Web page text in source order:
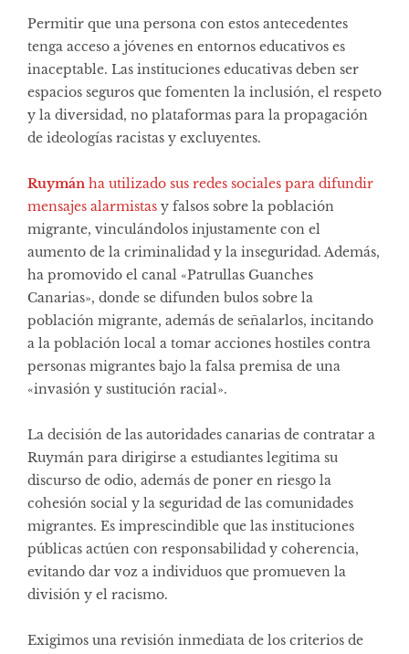
Permitir que una persona con estos antecedentes
tenga acceso a jóvenes en entornos educativos es
inaceptable. Las instituciones educativas deben ser
espacios seguros que fomenten la inclusión, el respeto
y la diversidad, no plataformas para la propagación
de ideologías racistas y excluyentes.
Ruymán ha utilizado sus redes sociales para difundir
mensajes alarmistas y falsos sobre la población
migrante, vinculándolos injustamente con el
aumento de la criminalidad y la inseguridad. Además,
ha promovido el canal «Patrullas Guanches
Canarias», donde se difunden bulos sobre la
población migrante, además de señalarlos, incitando
a la población local a tomar acciones hostiles contra
personas migrantes bajo la falsa premisa de una
«invasión y sustitución racial».
La decisión de las autoridades canarias de contratar a
Ruymán para dirigirse a estudiantes legitima su
discurso de odio, además de poner en riesgo la
cohesión social y la seguridad de las comunidades
migrantes. Es imprescindible que las instituciones
públicas actúen con responsabilidad y coherencia,
evitando dar voz a individuos que promueven la
división y el racismo.
Exigimos una revisión inmediata de los criterios de